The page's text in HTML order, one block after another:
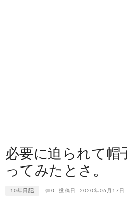
必要に迫られて帽
ってみたとさ。
10年日記 0 投稿日: 2020年06月17日